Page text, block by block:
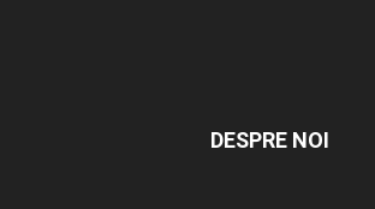
DESPRE NOI